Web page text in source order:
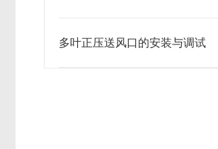
多叶正压送风口的安装与调试